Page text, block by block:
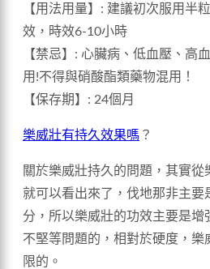
【用法用量】: 建議初次服用半
效，時效6-10小時
【禁忌】: 心臟病、低血壓、高
用!不得與硝酸酯類藥物混用！
【保存期】: 24個月
樂威壯有持久效果嗎 ？
關於樂威壯持久的問題，其實從
就可以看出來了，伐地那非主要
分，所以樂威壯的功效主要是增
不堅等問題的，相對於硬度，樂
限的。